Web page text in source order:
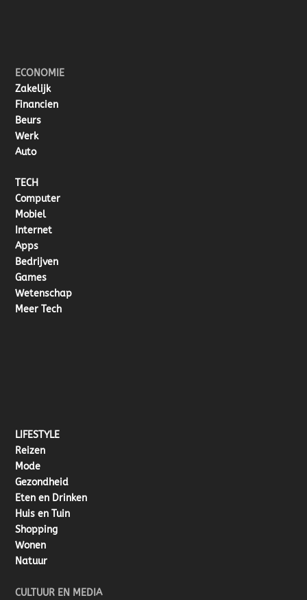
ECONOMIE
Zakelijk
Financien
Beurs
Werk
Auto
TECH
Computer
Mobiel
Internet
Apps
Bedrijven
Games
Wetenschap
Meer Tech
LIFESTYLE
Reizen
Mode
Gezondheid
Eten en Drinken
Huis en Tuin
Shopping
Wonen
Natuur
CULTUUR EN MEDIA